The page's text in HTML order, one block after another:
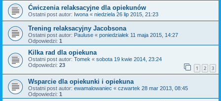
Ćwiczenia relaksacyjne dla opiekunów
Ostatni post autor: Iwona « niedziela 26 lip 2015, 21:23
Trening relaksacyjny Jacobsona
Ostatni post autor: Pauluse « poniedziałek 11 maja 2015, 14:27
Odpowiedzi: 1
Kilka rad dla opiekuna
Ostatni post autor: Tomek « sobota 19 kwie 2014, 23:24
Odpowiedzi: 23 1 2 3
Wsparcie dla opiekunki i opiekuna
Ostatni post autor: ewamalowaniec « czwartek 28 mar 2013, 08:45
Odpowiedzi: 1